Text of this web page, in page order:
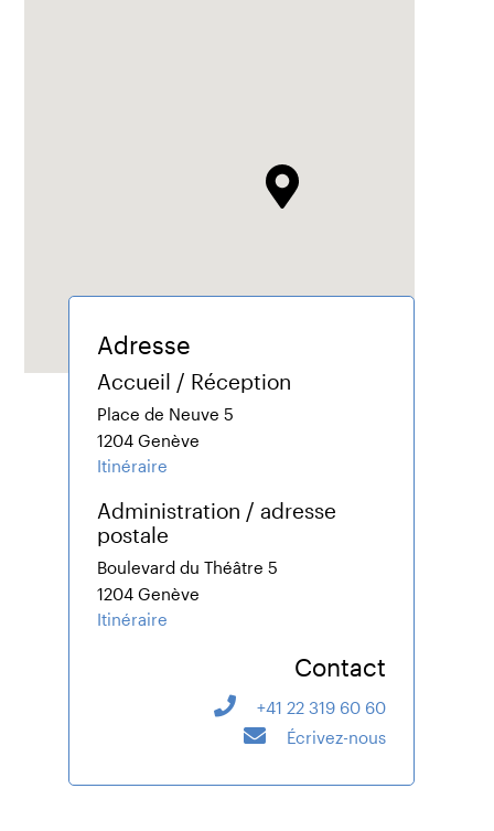
Adresse
Accueil / Réception
Place de Neuve 5
1204 Genève
Itinéraire
Administration / adresse
postale
Boulevard du Théâtre 5
1204 Genève
Itinéraire
Contact
+41 22 319 60 60
Écrivez-nous